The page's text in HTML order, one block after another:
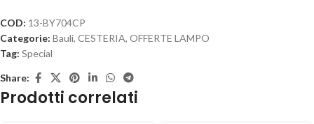
COD: 13-BY704CP
Categorie: Bauli, CESTERIA, OFFERTE LAMPO
Tag: Special
Share:
Prodotti correlati